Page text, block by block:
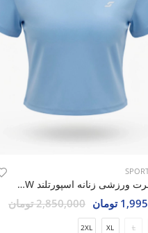
تی شرت ورزشی زنانه اسپورتلند SHIFT Move W
تومان 2,850,000 تومان
L
XL
2XL